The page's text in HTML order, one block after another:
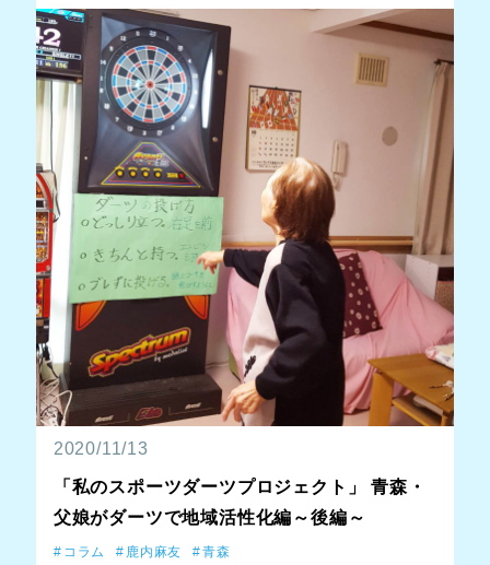
2020/11/13
「私のスポーツダーツプロジェクト」 青森・
父娘がダーツで地域活性化編～後編～
コラム 鹿内麻友 青森